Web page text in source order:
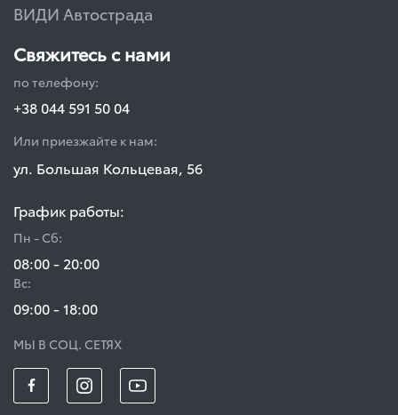
ВИДИ Автострада
Свяжитесь с нами
по телефону:
+38 044 591 50 04
Или приезжайте к нам:
ул. Большая Кольцевая, 56
График работы:
Пн - Сб:
08:00 - 20:00
Вс:
09:00 - 18:00
МЫ В СОЦ. СЕТЯХ